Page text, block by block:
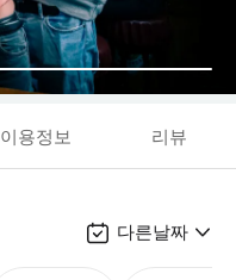
이용정보 리뷰
다른날짜